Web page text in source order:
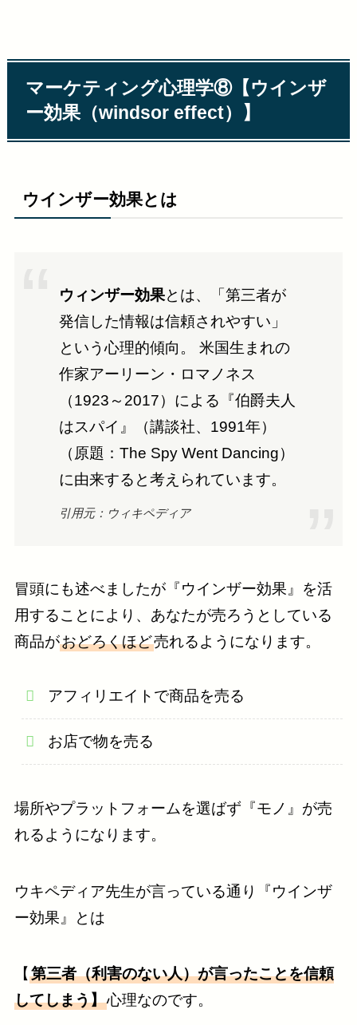
マーケティング心理学⑧【ウインザ
ー効果（windsor effect）】
ウインザー効果とは
ウィンザー効果とは、「第三者が
発信した情報は信頼されやすい」
という心理的傾向。 米国生まれの
作家アーリーン・ロマノネス
（1923～2017）による『伯爵夫人
はスパイ』（講談社、1991年）
（原題：The Spy Went Dancing）
に由来すると考えられています。
引用元：ウィキペディア
冒頭にも述べましたが『ウインザー効果』を活
用することにより、あなたが売ろうとしている
商品がおどろくほど売れるようになります。
アフィリエイトで商品を売る
お店で物を売る
場所やプラットフォームを選ばず『モノ』が売
れるようになります。
ウキペディア先生が言っている通り『ウインザ
ー効果』とは
【 第三者（利害のない人）が言ったことを信頼
してしまう】心理なのです。